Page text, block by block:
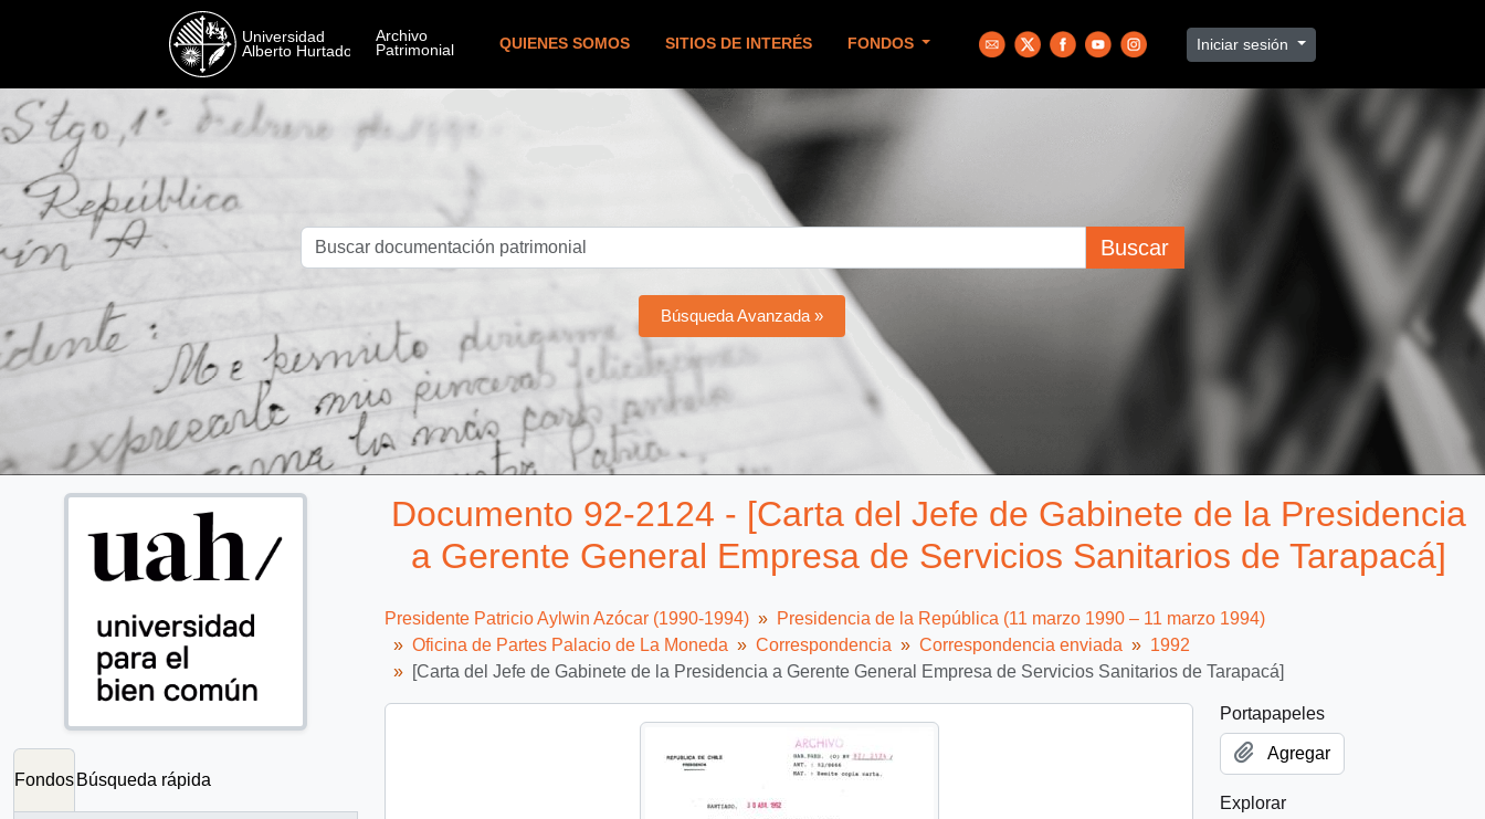
QUIENES SOMOS SITIOS DE INTERÉS FONDOS Iniciar sesión
Buscar
Búsqueda Avanzada »
Fondos Búsqueda rápida
Documento 92-2124 - [Carta del Jefe de Gabinete de la Presidencia
a Gerente General Empresa de Servicios Sanitarios de Tarapacá]
Presidente Patricio Aylwin Azócar (1990-1994)
Presidencia de la República (11 marzo 1990 – 11 marzo 1994)
Oficina de Partes Palacio de La Moneda
Correspondencia Correspondencia enviada
1992
[Carta del Jefe de Gabinete de la Presidencia a Gerente General Empresa de Servicios Sanitarios de Tarapacá]
Portapapeles
Agregar
Explorar